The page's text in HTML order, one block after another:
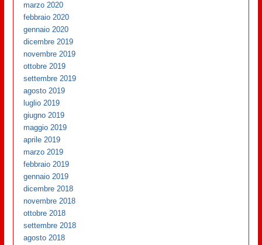
marzo 2020
febbraio 2020
gennaio 2020
dicembre 2019
novembre 2019
ottobre 2019
settembre 2019
agosto 2019
luglio 2019
giugno 2019
maggio 2019
aprile 2019
marzo 2019
febbraio 2019
gennaio 2019
dicembre 2018
novembre 2018
ottobre 2018
settembre 2018
agosto 2018